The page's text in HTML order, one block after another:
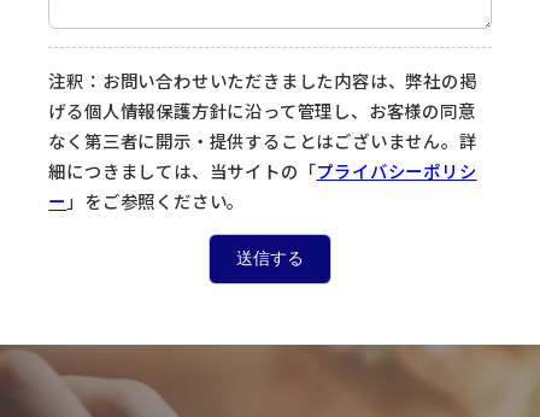
注釈：お問い合わせいただきました内容は、弊社の掲
げる個人情報保護方針に沿って管理し、お客様の同意
なく第三者に開示・提供することはございません。詳
細につきましては、当サイトの「プライバシーポリシ
ー」をご参照ください。
送信する